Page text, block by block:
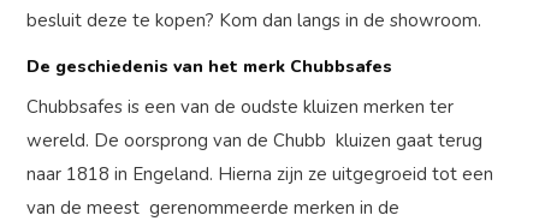
besluit deze te kopen? Kom dan langs in de showroom.
De geschiedenis van het merk Chubbsafes
Chubbsafes is een van de oudste kluizen merken ter
wereld. De oorsprong van de Chubb kluizen gaat terug
naar 1818 in Engeland. Hierna zijn ze uitgegroeid tot een
van de meest gerenommeerde merken in de